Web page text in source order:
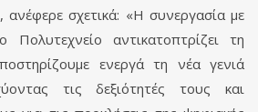
σχετικά: «Η συνεργασία με
Πολυτεχνείο αντικατοπτρίζει τη
ενεργά τη νέα γενιά
τις δεξιότητές τους και